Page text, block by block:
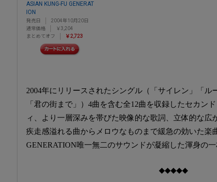
ASIAN KUNG-FU GENERAT
ION
発売日
2004年10月20日
通常価格
￥3,204
まとめてオフ
￥2,723
2004年にリリースされたシングル（「サイレン」「ル
「君の街まで」）4曲を含む全12曲を収録したセカン
ィ、より一層深みを帯びた映像的な歌詞、立体的な広
疾走感溢れる曲からメロウなものまで緩急の効いた楽
GENERATION唯一無二のサウンドが凝縮した渾身の
◆◆◆◆◆